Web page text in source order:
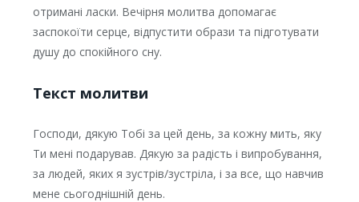
отримані ласки. Вечірня молитва допомагає
заспокоїти серце, відпустити образи та підготувати
душу до спокійного сну.
Текст молитви
Господи, дякую Тобі за цей день, за кожну мить, яку
Ти мені подарував. Дякую за радість і випробування,
за людей, яких я зустрів/зустріла, і за все, що навчив
мене сьогоднішній день.